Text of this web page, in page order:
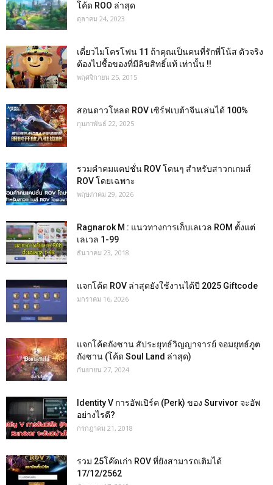
โค้ด ROO ล่าสุด
ตุลาคม 24, 2023
เดี่ยวไมโครโฟน 11 ถ้าคุณเป็นคนที่รักพี่โน้ส ตัวจริง
ต้องไปชื้อของที่มีลิขสิทธิ์แท้ เท่านั้น !!
พฤศจิกายน 25, 2015
สอนดาวโหลด ROV เซิร์ฟเบต้าจีนเล่นได้ 100%
กุมภาพันธ์ 22, 2025
รวมคำคมแคปชั่น ROV โดนๆ สำหรับสาวกเกมส์
ROV โดยเฉพาะ
พฤษภาคม 29, 2026
Ragnarok M : แนวทางการเก็บเลเวล ROM ตั้งแต่
เลเวล 1-99
ธันวาคม 23, 2018
แจกโค้ด ROV ล่าสุดยังใช้งานได้ปี 2025 Giftcode
มกราคม 16, 2026
แจกโค้ดถังซาน สัประยุทธ์วิญญาจารย์ จอมยุทธ์ภูต
ถังซาน (โค้ด Soul Land ล่าสุด)
กันยายน 27, 2024
Identity V การอัพเปิร์ค (Perk) ของ Survivor จะอัพ
อย่างไรดี?
กรกฎาคม 21, 2018
รวม 25โค๊ดเก่า ROV ที่ยังสามารถเติมได้
17/12/2562